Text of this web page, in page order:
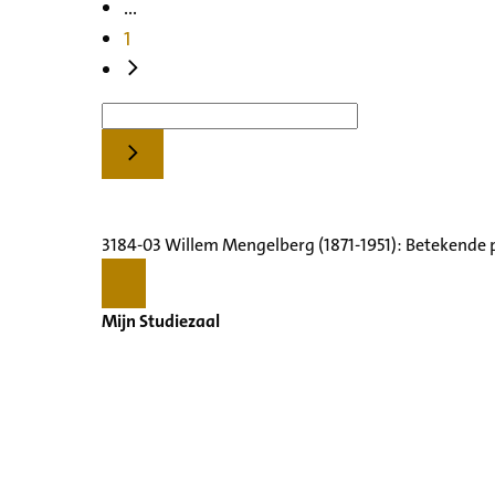
...
1
3184-03 Willem Mengelberg (1871-1951):
Mijn Studiezaal